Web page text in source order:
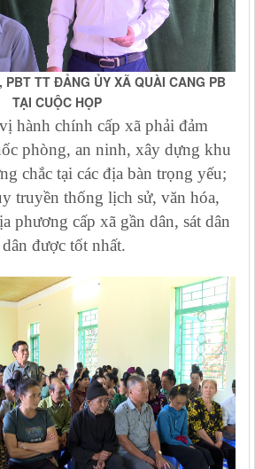
PBT TT ĐẢNG ỦY XÃ QUÀI CANG PB
TẠI CUỘC HỌP
hành chính cấp xã phải đảm
phòng, an ninh, xây dựng khu
chắc tại các địa bàn trọng yếu;
truyền thống lịch sử, văn hóa,
phương cấp xã gần dân, sát dân
được tốt nhất.